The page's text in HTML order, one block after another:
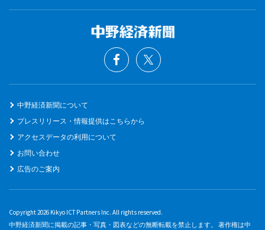
中野経済新聞について
プレスリリース・情報提供はこちらから
アクセスデータの利用について
お問い合わせ
広告のご案内
Copyright 2026 Kikyo ICT Partners Inc. All rights reserved.
中野経済新聞に掲載の記事・写真・図表などの無断転載を禁止します。 著作権は中